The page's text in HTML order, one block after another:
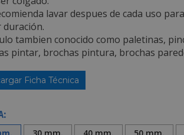
lavar despues de cada uso
duración.
tambien conocido como paletinas,
pintar, brochas pintura, brochas
Ficha Técnica